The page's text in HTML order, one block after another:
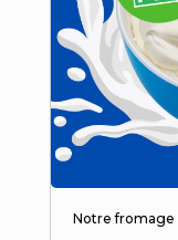
Notre fromage